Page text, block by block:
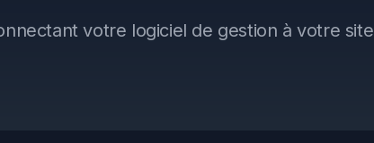
votre logiciel de gestion à votre site